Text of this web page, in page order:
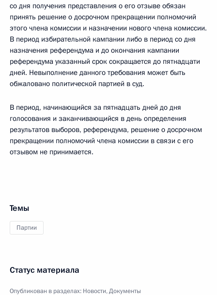
со дня получения представления о его отзыве обязан
принять решение о досрочном прекращении полномочий
этого члена комиссии и назначении нового члена комиссии.
В период избирательной кампании либо в период со дня
назначения референдума и до окончания кампании
референдума указанный срок сокращается до пятнадцати
дней. Невыполнение данного требования может быть
обжаловано политической партией в суд.
В период, начинающийся за пятнадцать дней до дня
голосования и заканчивающийся в день определения
результатов выборов, референдума, решение о досрочном
прекращении полномочий члена комиссии в связи с его
отзывом не принимается.
Темы
Партии
Статус материала
Опубликован в разделах: Новости,Документы